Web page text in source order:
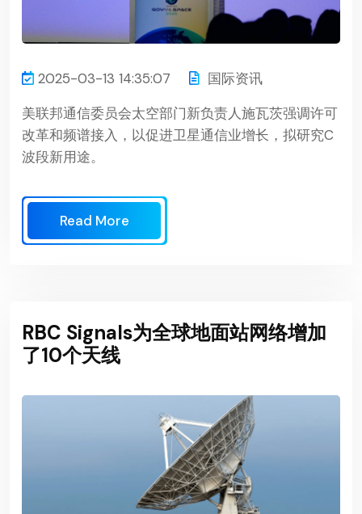
2025-03-13 14:35:07
国际资讯
美联邦通信委员会太空部门新负责人施瓦茨强调许可
改革和频谱接入，以促进卫星通信业增长，拟研究C
波段新用途。
Read More
RBC Signals为全球地面站网络增加
了10个天线